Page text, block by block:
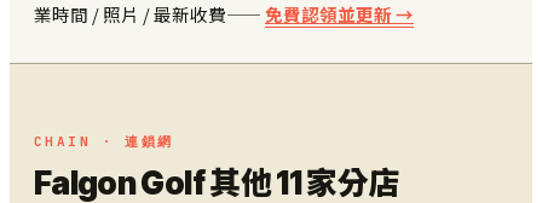
業時間 / 照片 / 最新收費——免費認領並更新 →
CHAIN · 連鎖網
Falgon Golf 其他 11 家分店